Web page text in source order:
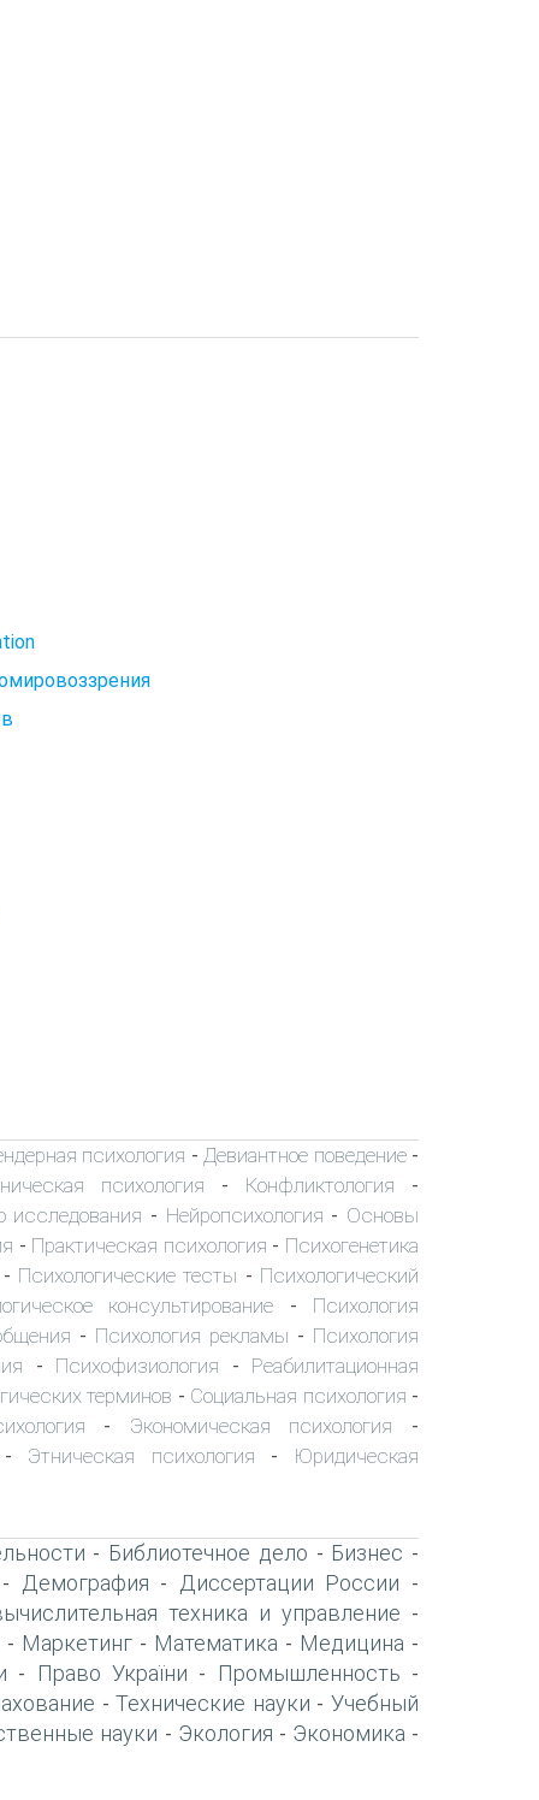
психология - Девиантное поведение-
психология - Конфликтология -
исследования - Нейропсихология - Основы
- Практическая психология - Психогенетика
- Психологические тесты - Психологический
консультирование - Психология
- Психология рекламы - Психология
- Психофизиология - Реабилитационная
терминов - Социальная психология -
- Экономическая психология -
- Этническая психология -
Юридическая
- Библиотечное дело - Бизнес -
- Демография - Диссертации России -
техника и управление -
- Маркетинг - Математика - Медицина -
- Право України - Промышленность -
-Технические науки -Учебный
науки - Экология - Экономика -